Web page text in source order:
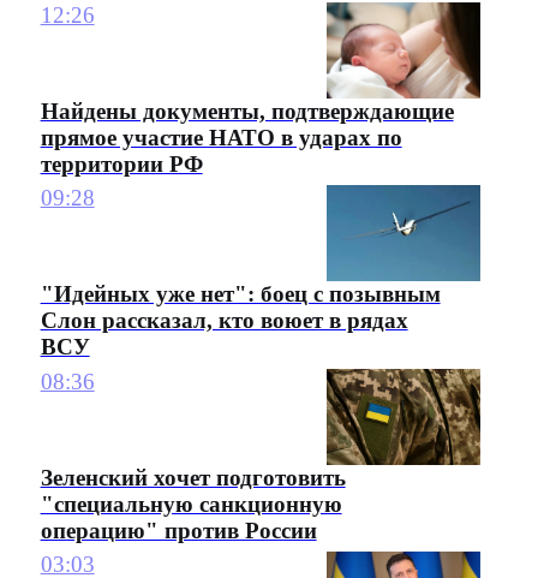
12:26
Найдены документы, подтверждающие
прямое участие НАТО в ударах по
территории РФ
09:28
"Идейных уже нет": боец с позывным
Слон рассказал, кто воюет в рядах
ВСУ
08:36
Зеленский хочет подготовить
"специальную санкционную
операцию" против России
03:03